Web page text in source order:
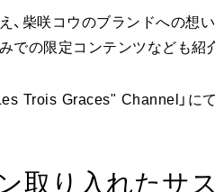
柴咲コウのブランドへの想
での限定コンテンツなども紹
Trois Graces" Channel」に
取り入れたサ